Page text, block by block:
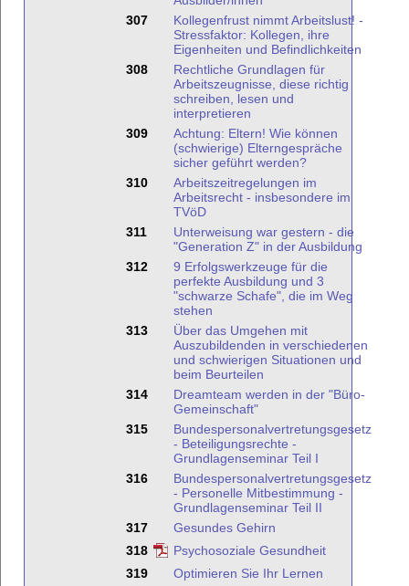
307
Kollegenfrust nimmt Arbeitslust! -
Stressfaktor: Kollegen, ihre
Eigenheiten und Befindlichkeiten
308
Rechtliche Grundlagen für
Arbeitszeugnisse, diese richtig
schreiben, lesen und
interpretieren
309
Achtung: Eltern! Wie können
(schwierige) Elterngespräche
sicher geführt werden?
310
Arbeitszeitregelungen im
Arbeitsrecht - insbesondere im
TVöD
311
Unterweisung war gestern - die
"Generation Z" in der Ausbildung
312
9 Erfolgswerkzeuge für die
perfekte Ausbildung und 3
"schwarze Schafe", die im Weg
stehen
313
Über das Umgehen mit
Auszubildenden in verschiedenen
und schwierigen Situationen und
beim Beurteilen
314
Dreamteam werden in der "Büro-
Gemeinschaft"
315
Bundespersonalvertretungsgesetz
- Beteiligungsrechte -
Grundlagenseminar Teil I
316
Bundespersonalvertretungsgesetz
- Personelle Mitbestimmung -
Grundlagenseminar Teil II
317
Gesundes Gehirn
318
Psychosoziale Gesundheit
319
Optimieren Sie Ihr Lernen